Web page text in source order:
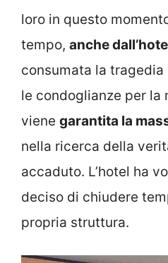
loro in questo
tempo, anche
consumata la tragedia
le condoglianze per la
viene garantita la
nella ricerca della
accaduto. L’hotel ha
deciso di chiudere
propria struttura.